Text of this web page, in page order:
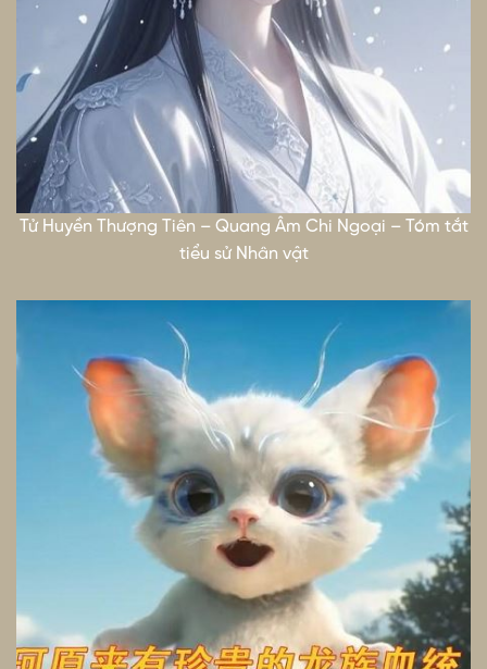
Tử Huyền Thượng Tiên – Quang Âm Chi Ngoại – Tóm tắt
tiểu sử Nhân vật